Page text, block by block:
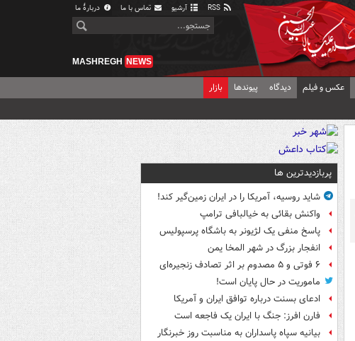
آرشیو تماس با ما دربارهٔ ما
MASHREGH NEWS
عکس و فیلم دیدگاه پیوندها بازار
پربازدیدترین ها
شاید روسیه، آمریکا را در ایران زمین‌گیر کند!
واکنش بقائی به خیالبافی ترامپ
پاسخ منفی یک لژیونر به باشگاه پرسپولیس
انفجار بزرگ در شهر المخا یمن
۶ فوتی و ۵ مصدوم بر اثر تصادف زنجیره‌ای
ماموریت در حال پایان است!
ادعای بسنت درباره توافق ایران و آمریکا
فارن افرز: جنگ با ایران یک فاجعه است
بیانیه سپاه پاسداران به مناسبت روز خبرنگار